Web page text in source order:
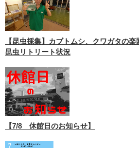
【昆虫採集】カブトムシ、クワガタの
昆虫リトリート状況
【7/8 休館日のお知らせ】